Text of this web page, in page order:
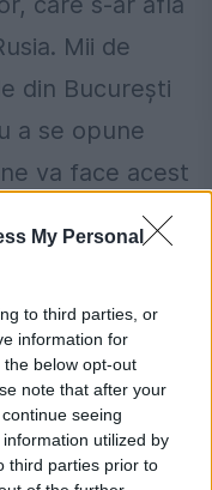
My Personal
to third parties, or
information for
below opt-out
note that after your
seeing
utilized by
third parties prior to
Mii de
din București
a se opune
va face acest
principiile
de văzut.